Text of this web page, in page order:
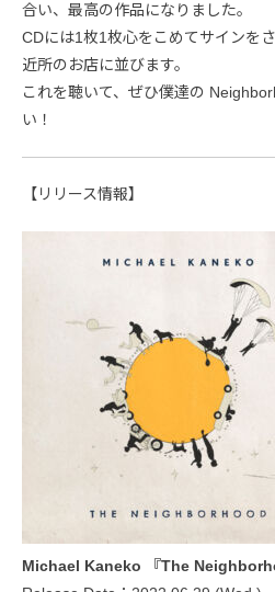
合い、最高の作品になりました。
CDには1枚1枚心をこめてサインを
近所のお店に並びます。
これを聴いて、ぜひ僕達の
い！
【リリース情報】
Michael Kaneko 『The